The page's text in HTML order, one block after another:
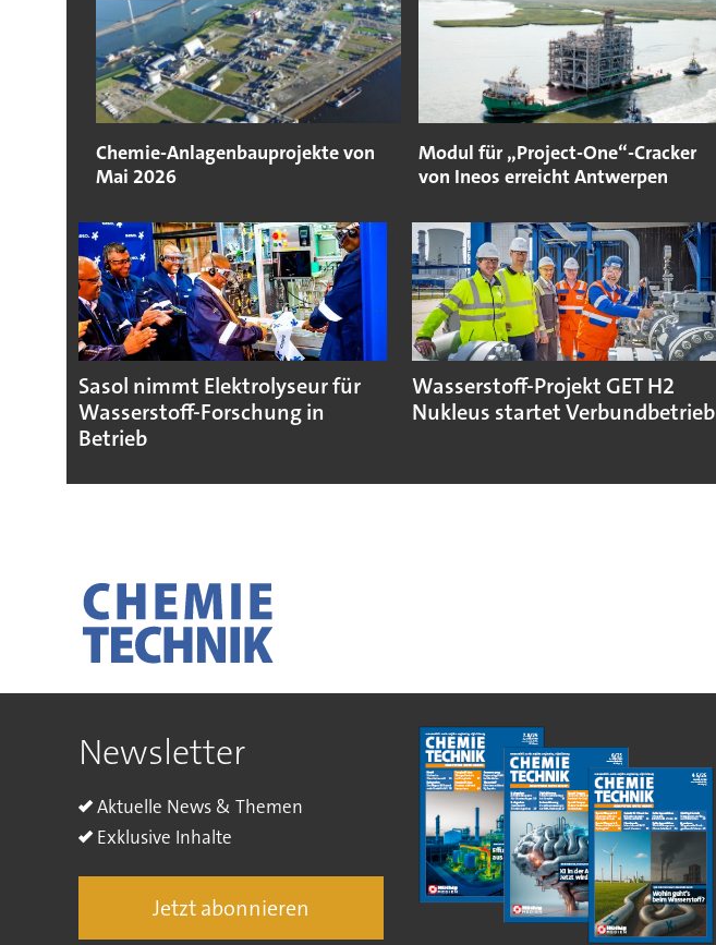
Chemie-Anlagenbauprojekte von
Mai 2026
Modul für „Project-One“-Cracker
von Ineos erreicht Antwerpen
Sasol nimmt Elektrolyseur für
Wasserstoff-Forschung in
Betrieb
Wasserstoff-Projekt GET H2
Nukleus startet Verbundbetrieb
Newsletter
Aktuelle News & Themen
Exklusive Inhalte
Jetzt abonnieren